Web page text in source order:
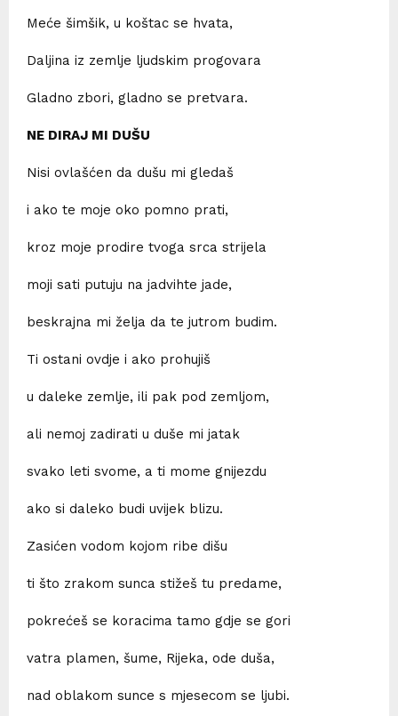
Meće šimšik, u koštac se hvata,
Daljina iz zemlje ljudskim progovara
Gladno zbori, gladno se pretvara.
NE DIRAJ MI DUŠU
Nisi ovlašćen da dušu mi gledaš
i ako te moje oko pomno prati,
kroz moje prodire tvoga srca strijela
moji sati putuju na jadvihte jade,
beskrajna mi želja da te jutrom budim.
Ti ostani ovdje i ako prohujiš
u daleke zemlje, ili pak pod zemljom,
ali nemoj zadirati u duše mi jatak
svako leti svome, a ti mome gnijezdu
ako si daleko budi uvijek blizu.
Zasićen vodom kojom ribe dišu
ti što zrakom sunca stižeš tu predame,
pokrećeš se koracima tamo gdje se gori
vatra plamen, šume, Rijeka, ode duša,
nad oblakom sunce s mjesecom se ljubi.